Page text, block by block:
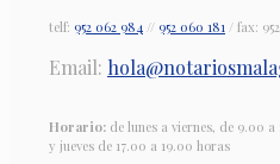
telf: 952 062 984 // 952 060 181 / fax: 952
Email:
Horario: de lunes a viernes, de 9.00
y jueves de 17.00 a 19.00 horas